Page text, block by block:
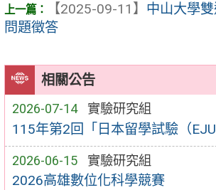
相關公告
2026-07-14 實驗研究組
115年第2回「日本留學試驗（EJU
2026-06-15 實驗研究組
2026高雄數位化科學競賽
【2025-09-11】 中山大學
問題徵答